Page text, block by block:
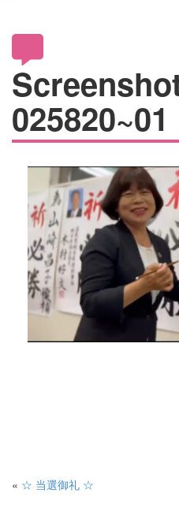
025820~01
« ☆ 当選御礼 ☆